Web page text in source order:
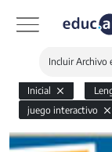
Incluir Archivo
Inicial
juego interactivo